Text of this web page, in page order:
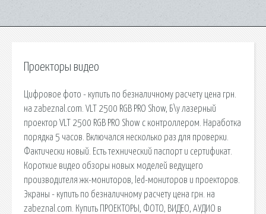
Проекторы видео
Цифровое фото - купить по безналичному расчету цена грн.
на zabeznal.com. VLT 2500 RGB PRO Show, Б\у лазерный
проектор VLT 2500 RGB PRO Show с контроллером. Наработка
порядка 5 часов. Включался несколько раз для проверки.
Фактически новый. Есть технический паспорт и сертификат.
Короткие видео обзоры новых моделей ведущего
производителя жк-мониторов, led-мониторов и проекторов.
Экраны - купить по безналичному расчету цена грн. на
zabeznal.com. Купить ПРОЕКТОРЫ, ФОТО, ВИДЕО, АУДИО в